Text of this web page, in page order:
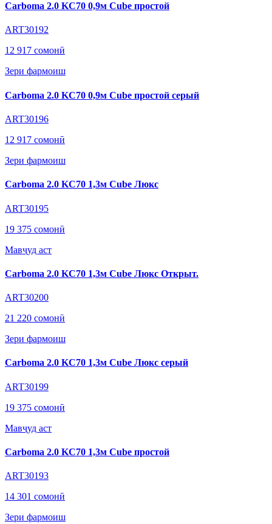
Carboma 2.0 KC70 0,9м Cube простой
ART30192
12 917 сомонӣ
Зери фармоиш
Carboma 2.0 KC70 0,9м Cube простой серый
ART30196
12 917 сомонӣ
Зери фармоиш
Carboma 2.0 KC70 1,3м Cube Люкс
ART30195
19 375 сомонӣ
Мавҷуд аст
Carboma 2.0 KC70 1,3м Cube Люкс Открыт.
ART30200
21 220 сомонӣ
Зери фармоиш
Carboma 2.0 KC70 1,3м Cube Люкс серый
ART30199
19 375 сомонӣ
Мавҷуд аст
Carboma 2.0 KC70 1,3м Cube простой
ART30193
14 301 сомонӣ
Зери фармоиш